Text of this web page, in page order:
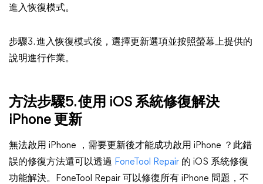
進入恢復模式。
步驟3. 進入恢復模式後，選擇更新選項並按照螢幕上提供的
說明進行作業。
方法步驟5. 使用 iOS 系統修復解決
iPhone 更新
無法啟用 iPhone ，需要更新後才能成功啟用 iPhone ？此錯
誤的修復方法還可以透過 FoneTool Repair 的 iOS 系統修復
功能解決。FoneTool Repair 可以修復所有 iPhone 問題，不